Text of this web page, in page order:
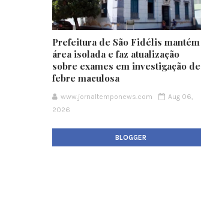
Prefeitura de São Fidélis mantém
área isolada e faz atualização
sobre exames em investigação de
febre maculosa
www.jornaltemponews.com
Aug 06,
2026
BLOGGER